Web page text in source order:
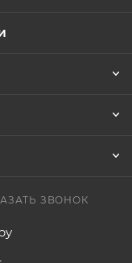
ЗВОНОК